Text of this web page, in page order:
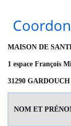
MAISON DE
1 espace François
31290 GARDOUCH
NOM ET